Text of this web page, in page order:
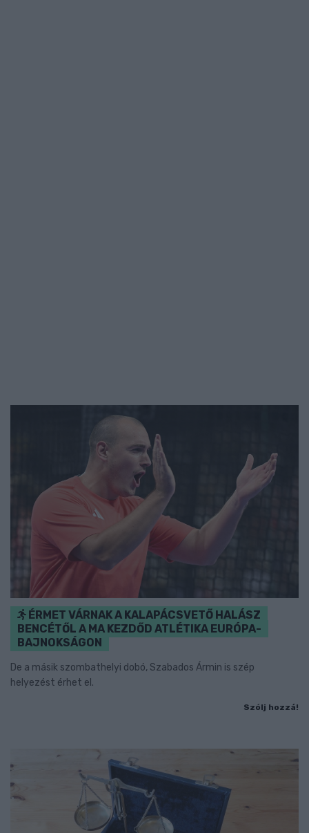
ÉRMET VÁRNAK A KALAPÁCSVETŐ HALÁSZ
BENCÉTŐL A MA KEZDŐD ATLÉTIKA EURÓPA-
BAJNOKSÁGON
De a másik szombathelyi dobó, Szabados Ármin is szép
helyezést érhet el.
Szólj hozzá!